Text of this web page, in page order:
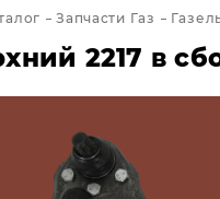
Запчасти Газ
2217 в